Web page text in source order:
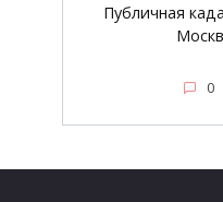
Публичная
0